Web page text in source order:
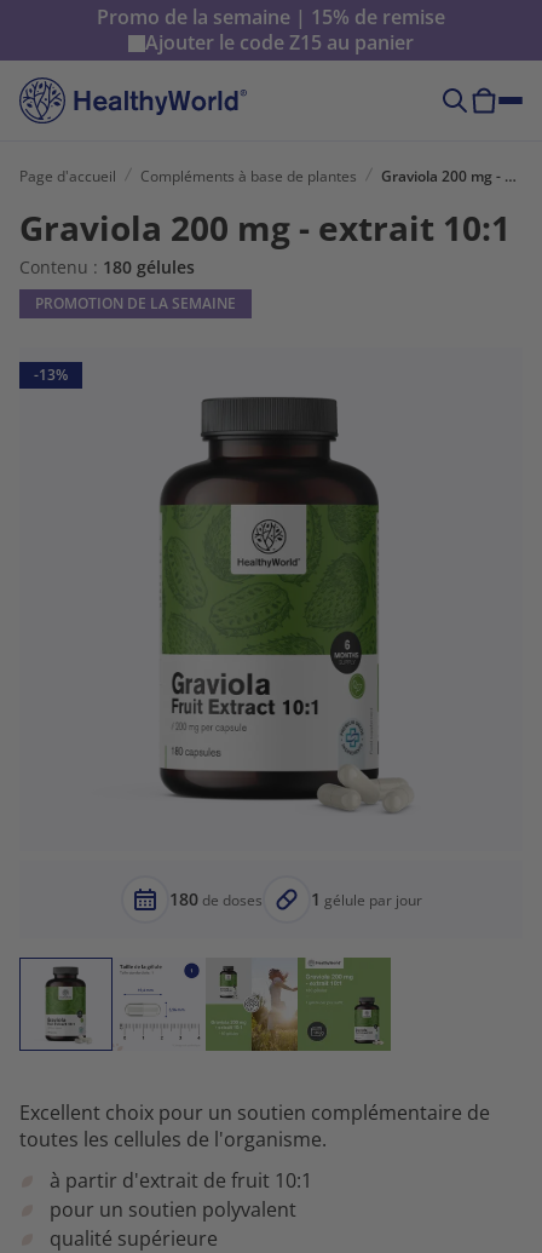
Promo de la semaine | 15% de remise
Ajouter le codeZ15 au panier
Page d'accueil Compléments à base de plantes Graviola 200 mg - extrait 10:1
Graviola 200 mg - extrait 10:1
Contenu : 180 gélules
PROMOTION DE LA SEMAINE
-13%
180de doses 1 gélule par jour
Excellent choix pour un soutien complémentaire de
toutes les cellules de l'organisme.
à partir d'extrait de fruit 10:1
pour un soutien polyvalent
qualité supérieure